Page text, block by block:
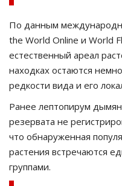
По данным
the World Online и World
естественный ареал
находках остаются
редкости вида и его
Ранее лептопирум
резервата не
что обнаруженная
растения встречаются
группами.